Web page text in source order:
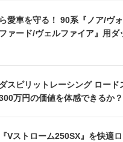
愛車を守る！ 90系『ノア/ヴ
ファード/ヴェルファイア』用
ダスピリットレーシング ロー
万円の価値を体感できるか
Vストローム250SX』を快適